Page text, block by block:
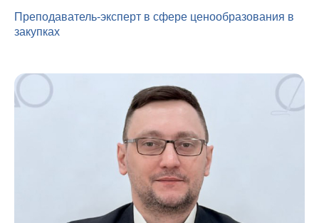
Преподаватель-эксперт в сфере ценообразования в
закупках